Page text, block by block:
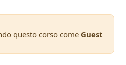
questo corso come Guest